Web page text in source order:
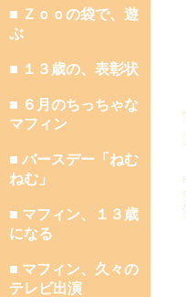
■ Ｚｏｏの袋で、遊
ぶ
■ １３歳の、表彰状
■ ６月のちっちゃな
マフィン
■ バースデー「ねむ
ねむ」
■ マフィン、１３歳
になる
■ マフィン、久々の
テレビ出演